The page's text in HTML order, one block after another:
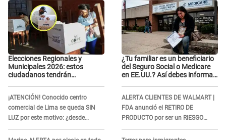
Elecciones Regionales y
Municipales 2026: estos
ciudadanos tendrán
¡ATENCIÓN! Conocido centro
comercial de Lima se queda SIN
LUZ por este motivo: ¿desde
cuándo atenderá?
¿Tu familiar es un beneficiario
del Seguro Social o Medicare
en EE.UU.? Así debes informar
ALERTA CLIENTES DE WALMART |
FDA anunció el RETIRO DE
PRODUCTO por ser un RIESGO
MORTAL para consumidores: ¿Cuál
es?